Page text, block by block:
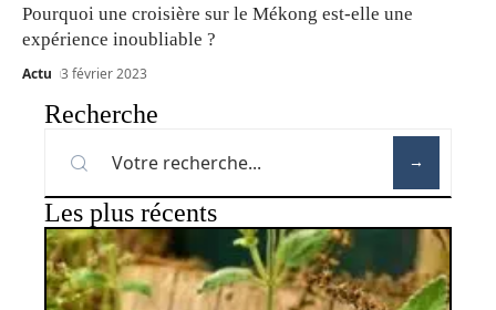
Pourquoi une croisière sur le Mékong est-elle une
expérience inoubliable ?
Actu 3 février 2023
Recherche
Les plus récents